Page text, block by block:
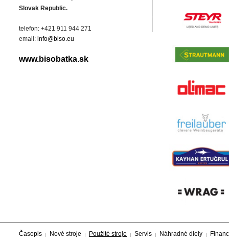
Slovak Republic.
telefon: +421 911 944 271
email: info@biso.eu
www.bisobatka.sk
Časopis Nové stroje Použité stroje Servis Náhradné diely